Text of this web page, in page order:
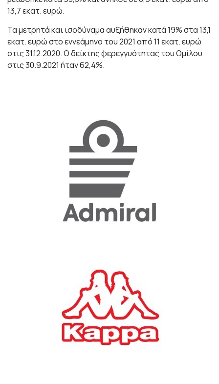
13,7 εκατ. ευρώ.
Τα μετρητά και ισοδύναμα αυξήθηκαν κατά 19% στα 13,1
εκατ. ευρώ στο εννεάμηνο του 2021 από 11 εκατ. ευρώ
στις 31.12.2020. Ο δείκτης φερεγγυότητας του Ομίλου
στις 30.9.2021 ήταν 62,4%.